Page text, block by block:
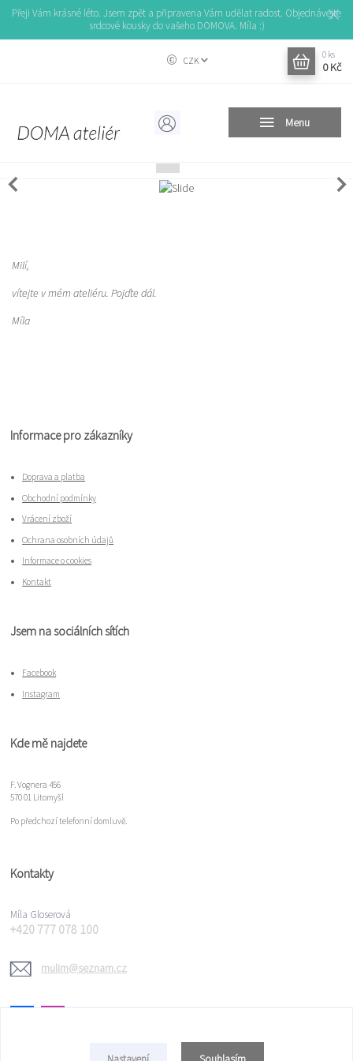
Přeji Vám krásné léto. Jsem zpět a připravena Vám udělat radost. Objednávejte
srdcové kousky do vašeho DOMOVA. Míla :)
Menu
CZK
0 ks
0 Kč
Milí,
vítejte v mém ateliéru. Pojďte dál.
Míla
Informace pro zákazníky
Doprava a platba
Obchodní podmínky
Vrácení zboží
Ochrana osobních údajů
Informace o cookies
Kontakt
Jsem na sociálních sítích
Facebook
Instagram
Kde mě najdete
F. Vognera 456
570 01 Litomyšl
Po předchozí telefonní domluvě.
Kontakty
Míla Gloserová
+420 777 078 100
mulim@seznam.cz